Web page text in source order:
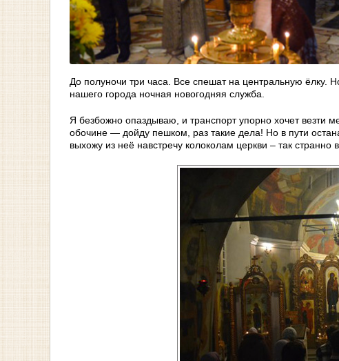
До полуночи три часа. Все спешат на центральную ёлку.
нашего города ночная новогодняя служба.
Я безбожно опаздываю, и транспорт упорно хочет везти
обочине — дойду пешком, раз такие дела! Но в пути
выхожу из неё навстречу колоколам церкви – так странно